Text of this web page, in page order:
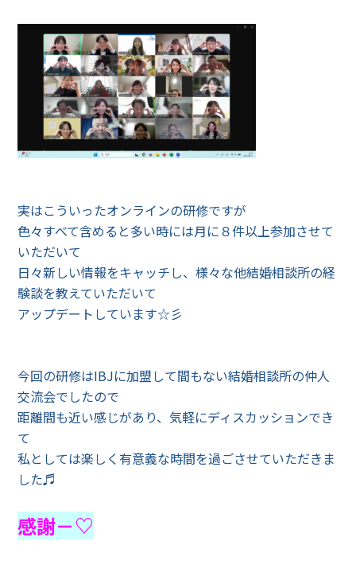
実はこういったオンラインの研修ですが
色々すべて含めると多い時には月に８件以上参加させて
いただいて
日々新しい情報をキャッチし、様々な他結婚相談所の経
験談を教えていただいて
アップデートしています☆彡
今回の研修はIBJに加盟して間もない結婚相談所の仲人
交流会でしたので
距離間も近い感じがあり、気軽にディスカッションでき
て
私としては楽しく有意義な時間を過ごさせていただきま
した♬
感謝－♡